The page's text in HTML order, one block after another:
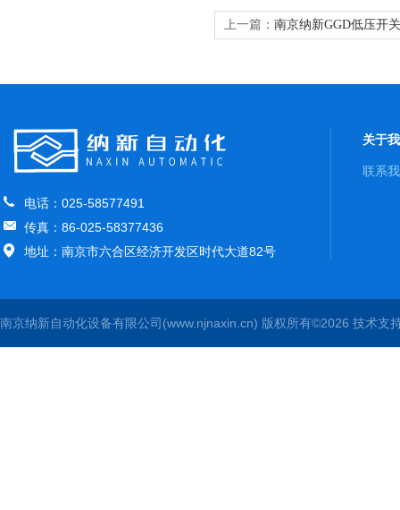
上一篇： 南京纳新GGD低压开
电话：025-58577491
传真：86-025-58377436
地址：南京市六合区经济开发区时代大道82号
关于
联系
南京纳新自动化设备有限公司(www.njnaxin.cn) 版权所有©2026 技术支